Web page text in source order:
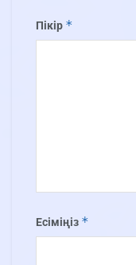
Пікір *
Есіміңіз *